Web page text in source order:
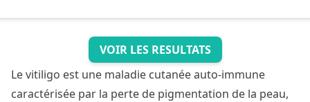
VOIR LES RESULTATS
Le vitiligo est une maladie cutanée auto-immune
caractérisée par la perte de pigmentation de la peau,